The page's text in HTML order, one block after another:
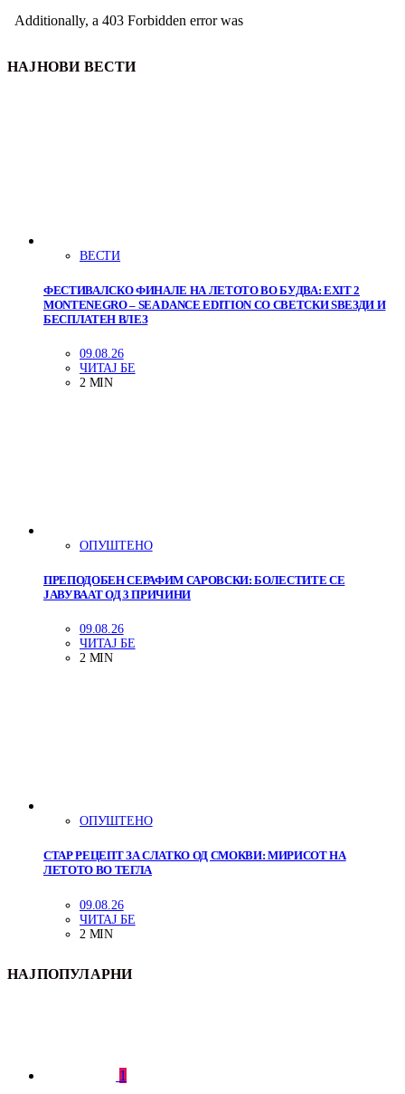
НАЈНОВИ ВЕСТИ
ВЕСТИ
ФЕСТИВАЛСКО ФИНАЛЕ НА ЛЕТОТО ВО БУДВА: EXIT 2
MONTENEGRO – SEA DANCE EDITION СО СВЕТСКИ ЅВЕЗДИ И
БЕСПЛАТЕН ВЛЕЗ
09.08.26
ЧИТАЈ БЕ
2 MIN
ОПУШТЕНО
ПРЕПОДОБЕН СЕРАФИМ САРОВСКИ: БОЛЕСТИТЕ СЕ
ЈАВУВААТ ОД 3 ПРИЧИНИ
09.08.26
ЧИТАЈ БЕ
2 MIN
ОПУШТЕНО
СТАР РЕЦЕПТ ЗА СЛАТКО ОД СМОКВИ: МИРИСОТ НА
ЛЕТОТО ВО ТЕГЛА
09.08.26
ЧИТАЈ БЕ
2 MIN
НАЈПОПУЛАРНИ
1